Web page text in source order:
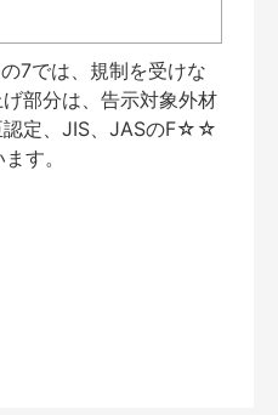
7では、規制を受けな
部分は、告示対象外材
認定、JIS、JASのF☆☆
す。